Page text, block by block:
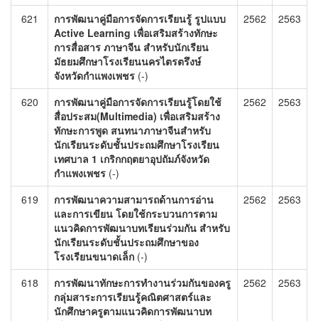
621
การพัฒนาคู่มือการจัดการเรียนรู้ รูปแบบ
Active Learning เพื่อเสริมสร้างทักษะ
การสื่อสาร ภาษาจีน สำหรับนักเรียน
มัธยมศึกษาโรงเรียนนครไตรตรึงษ์
จังหวัดกำแพงเพชร (-)
2562 2563
620
การพัฒนาคู่มือการจัดการเรียนรู้โดยใช้
สื่อประสม(Multimedia) เพื่อเสริมสร้าง
ทักษะการพูด สนทนาภาษาจีนสำหรับ
นักเรียนระดับชั้นประถมศึกษาโรงเรียน
เทศบาล 1 เกริกกฤตยาอุปถัมภ์จังหวัด
กำแพงเพชร (-)
2562 2563
619
การพัฒนาความสามารถด้านการอ่าน
และการเขียน โดยใช้กระบวนการตาม
แนวคิดการพัฒนาบทเรียนร่วมกัน สำหรับ
นักเรียนระดับชั้นประถมศึกษาของ
โรงเรียนขนาดเล็ก (-)
2562 2563
618
การพัฒนาทักษะการทำงานร่วมกันของครู
กลุ่มสาระการเรียนรู้คณิตศาสตร์และ
นักศึกษาครูตามแนวคิดการพัฒนาบท
2562 2563